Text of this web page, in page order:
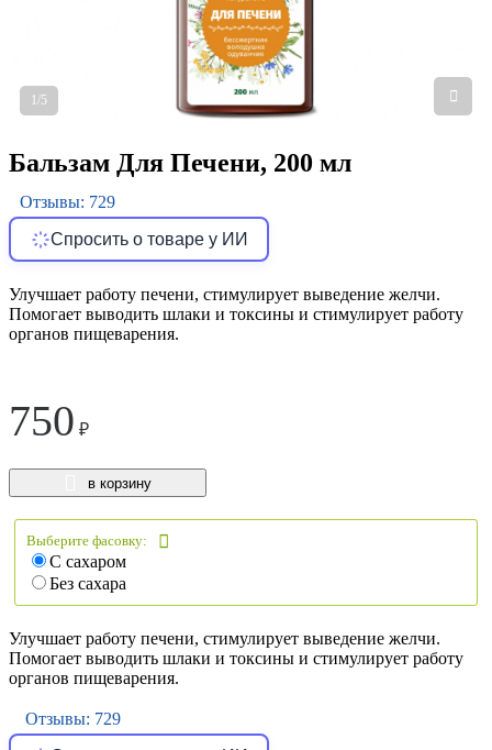
1/5
Бальзам Для Печени, 200 мл
Отзывы: 729
Спросить о товаре у ИИ
Улучшает работу печени, стимулирует выведение желчи.
Помогает выводить шлаки и токсины и стимулирует работу
органов пищеварения.
750 ₽
в корзину
Выберите фасовку:
C сахаром
Без сахара
Улучшает работу печени, стимулирует выведение желчи.
Помогает выводить шлаки и токсины и стимулирует работу
органов пищеварения.
Отзывы: 729